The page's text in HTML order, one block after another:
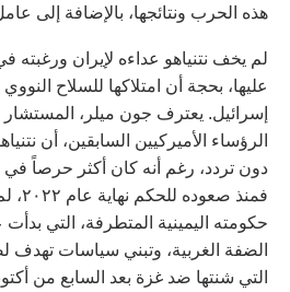
هذه الحرب ونتائجها، بالإضافة إلى
لم يخف نتنياهو عداءه لإيران
عليها، بحجة أن امتلاكها للسلاح
إسرائيل. يعترف جون ميلر،
الرؤساء الأميركيين السابقين، أن
دون تردد، رغم أنه كان أكثر حرصاً
فمنذ
حكومته اليمينية المتطرفة، التي
الضفة الغربية، وتبني سياسات تهدف
التي شنتها ضد غزة بعد السابع من